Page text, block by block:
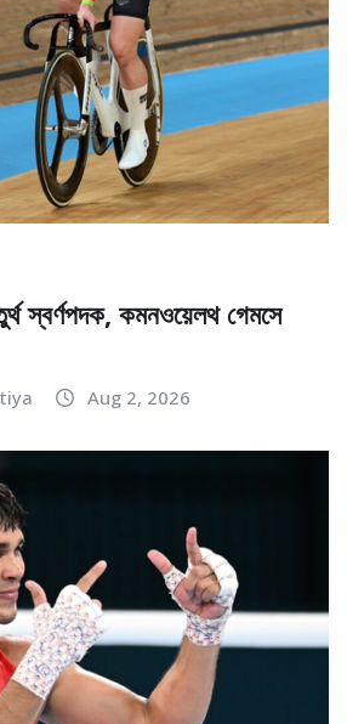
স্বর্ণপদক, কমনওয়েলথ গেমসে
Aug 2, 2026